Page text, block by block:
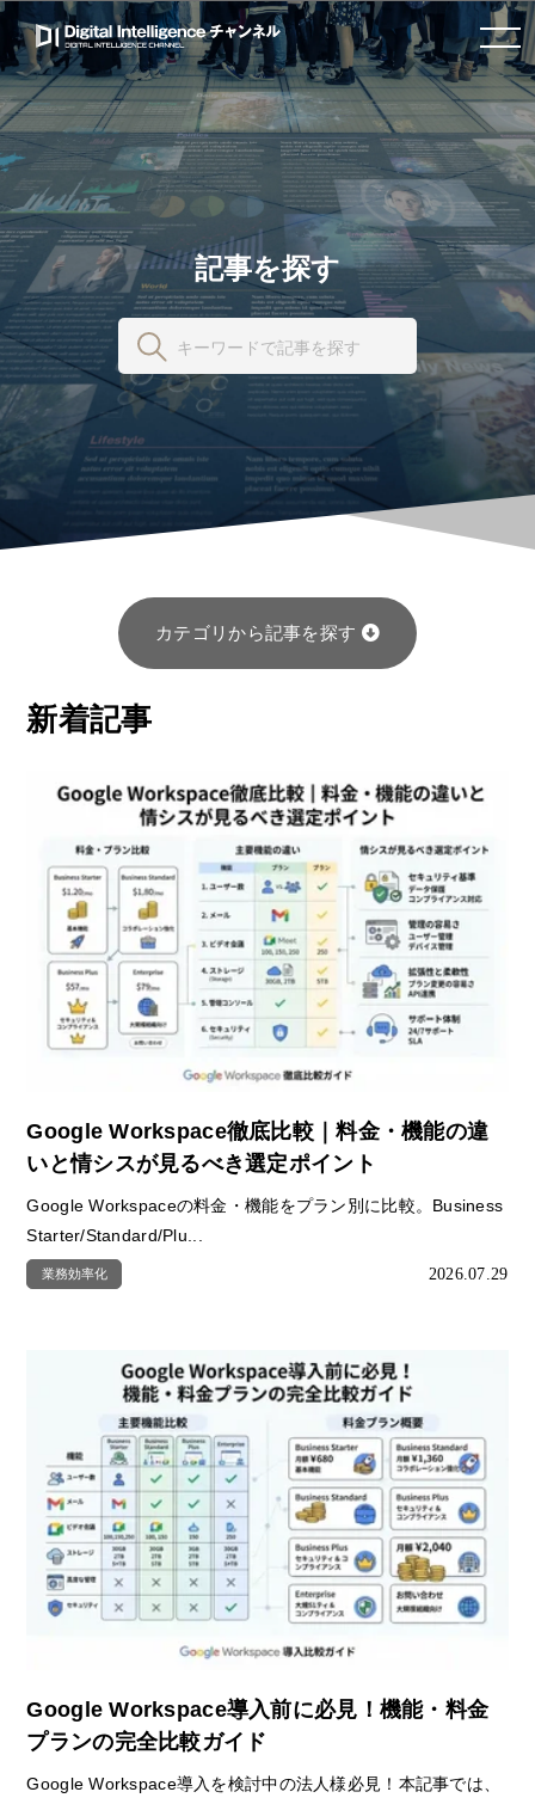
toggle navigation
記事を探す
カテゴリから記事を探す
新着記事
Google Workspace徹底比較｜料金・機能の違
いと情シスが見るべき選定ポイント
Google Workspaceの料金・機能をプラン別に比較。Business
Starter/Standard/Plu...
業務効率化 2026.07.29
Google Workspace導入前に必見！機能・料金
プランの完全比較ガイド
Google Workspace導入を検討中の法人様必見！本記事では、